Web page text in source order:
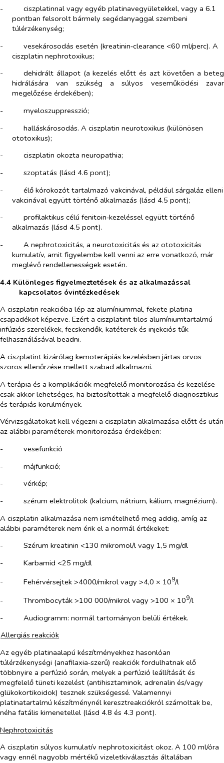
-​
ciszplatinnal vagy egyéb platinavegyületekkel, vagy a 6.1
pontban felsorolt bármely segédanyaggal szembeni
túlérzékenység;
-​
vesekárosodás esetén (kreatinin‑clearance <60 ml/perc). A
ciszplatin nephrotoxikus;
-​
dehidrált állapot (a kezelés előtt és azt követően a beteg
hidrálására van szükség a súlyos veseműködési zavar
megelőzése érdekében);
-​
myeloszuppresszió;
-​
halláskárosodás. A ciszplatin neurotoxikus (különösen
ototoxikus);
-​
ciszplatin okozta neuropathia;
-​
szoptatás (lásd 4.6 pont);
-​
élő kórokozót tartalmazó vakcinával, például sárgaláz elleni
vakcinával együtt történő alkalmazás (lásd 4.5 pont);
-​
profilaktikus célú fenitoin‑kezeléssel együtt történő
alkalmazás (lásd 4.5 pont).
-​
A nephrotoxicitás, a neurotoxicitás és az ototoxicitás
kumulatív, amit figyelembe kell venni az erre vonatkozó, már
meglévő rendellenességek esetén.
4.4 Különleges figyelmeztetések és az alkalmazással
kapcsolatos óvintézkedések
A ciszplatin reakcióba lép az alumíniummal, fekete platina
csapadékot képezve. Ezért a ciszplatint tilos alumíniumtartalmú
infúziós szerelékek, fecskendők, katéterek és injekciós tűk
felhasználásával beadni.
A ciszplatint kizárólag kemoterápiás kezelésben jártas orvos
szoros ellenőrzése mellett szabad alkalmazni.
A terápia és a komplikációk megfelelő monitorozása és kezelése
csak akkor lehetséges, ha biztosítottak a megfelelő diagnosztikus
és terápiás körülmények.
Vérvizsgálatokat kell végezni a ciszplatin alkalmazása előtt és után
az alábbi paraméterek monitorozása érdekében:
-​
vesefunkció
-​
májfunkció;
-​
vérkép;
-​
szérum elektrolitok (kalcium, nátrium, kálium, magnézium).
A ciszplatin alkalmazása nem ismételhető meg addig, amíg az
alábbi paraméterek nem érik el a normál értékeket:
-​
Szérum kreatinin <130 mikromol/l vagy 1,5 mg/dl
-​
Karbamid <25 mg/dl
-​
Fehérvérsejtek >4000/mikrol vagy >4,0 × 109/l
-​
Thrombocyták >100 000/mikrol vagy >100 × 109/l
-​
Audiogramm: normál tartományon belüli értékek.
Allergiás reakciók
Az egyéb platinaalapú készítményekhez hasonlóan
túlérzékenységi (anafilaxia‑szerű) reakciók fordulhatnak elő
többnyire a perfúzió során, melyek a perfúzió leállítását és
megfelelő tüneti kezelést (antihisztaminok, adrenalin és/vagy
glükokortikoidok) tesznek szükségessé. Valamennyi
platinatartalmú készítménynél keresztreakciókról számoltak be,
néha fatális kimenetellel (lásd 4.8 és 4.3 pont).
Nephrotoxicitás
A ciszplatin súlyos kumulatív nephrotoxicitást okoz. A 100 ml/óra
vagy ennél nagyobb mértékű vizeletkiválasztás általában